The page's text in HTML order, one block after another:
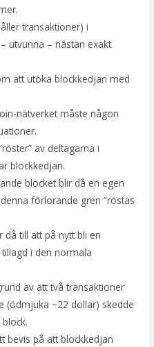
transaktioner) i
utvunna – nästan exakt
att utöka blockkedjan med
nätverket måste någon
av deltagarna i
blockkedjan.
blocket blir då en egen
förlorande gren ”röstas
då till att på nytt bli en
i den normala
av att två transaktioner
(ödmjuka ~22 dollar) skedde
bevis på att blockkedjan